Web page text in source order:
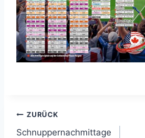
Beitragsnavigation
ZURÜCK
Schnuppernachmittage